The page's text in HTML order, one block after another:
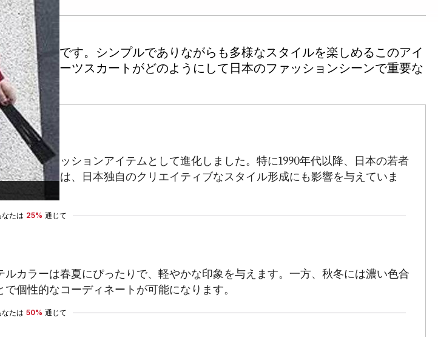
ない存在です。シンプルでありながらも多様なスタイルを楽しめるこのアイ
は、プリーツスカートがどのようにして日本のファッションシーンで重要な
的なファッションアイテムとして進化しました。特に1990年代以降、日本の若者
この変遷は、日本独自のクリエイティブなスタイル形成にも影響を与えていま
なたは 25% 通じて
カラーは春夏にぴったりで、軽やかな印象を与えます。一方、秋冬には濃い色合
個性的なコーディネートが可能になります。
なたは 50% 通じて